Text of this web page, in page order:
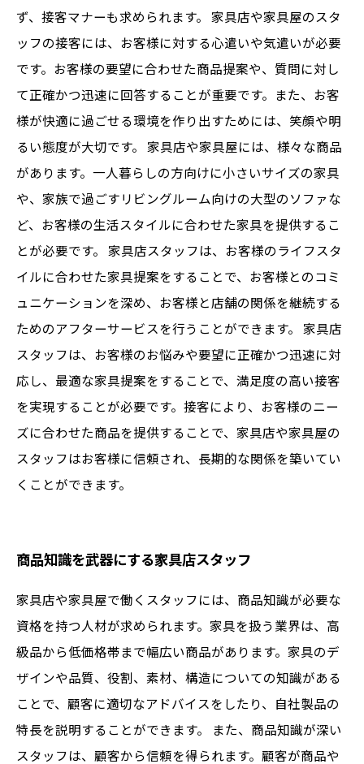
ず、接客マナーも求められます。 家具店や家具屋のスタ
ッフの接客には、お客様に対する心遣いや気遣いが必要
です。お客様の要望に合わせた商品提案や、質問に対し
て正確かつ迅速に回答することが重要です。また、お客
様が快適に過ごせる環境を作り出すためには、笑顔や明
るい態度が大切です。 家具店や家具屋には、様々な商品
があります。一人暮らしの方向けに小さいサイズの家具
や、家族で過ごすリビングルーム向けの大型のソファな
ど、お客様の生活スタイルに合わせた家具を提供するこ
とが必要です。 家具店スタッフは、お客様のライフスタ
イルに合わせた家具提案をすることで、お客様とのコミ
ュニケーションを深め、お客様と店舗の関係を継続する
ためのアフターサービスを行うことができます。 家具店
スタッフは、お客様のお悩みや要望に正確かつ迅速に対
応し、最適な家具提案をすることで、満足度の高い接客
を実現することが必要です。接客により、お客様のニー
ズに合わせた商品を提供することで、家具店や家具屋の
スタッフはお客様に信頼され、長期的な関係を築いてい
くことができます。
商品知識を武器にする家具店スタッフ
家具店や家具屋で働くスタッフには、商品知識が必要な
資格を持つ人材が求められます。家具を扱う業界は、高
級品から低価格帯まで幅広い商品があります。家具のデ
ザインや品質、役割、素材、構造についての知識がある
ことで、顧客に適切なアドバイスをしたり、自社製品の
特長を説明することができます。 また、商品知識が深い
スタッフは、顧客から信頼を得られます。顧客が商品や